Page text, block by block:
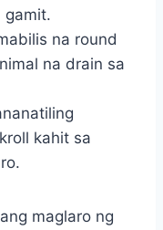
gamit.
na round
na drain sa
kahit sa
maglaro ng